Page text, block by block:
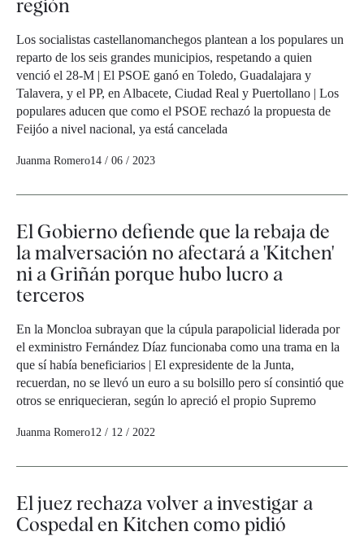
región
Los socialistas castellanomanchegos plantean a los populares un
reparto de los seis grandes municipios, respetando a quien
venció el 28-M | El PSOE ganó en Toledo, Guadalajara y
Talavera, y el PP, en Albacete, Ciudad Real y Puertollano | Los
populares aducen que como el PSOE rechazó la propuesta de
Feijóo a nivel nacional, ya está cancelada
Juanma Romero14 / 06 / 2023
El Gobierno defiende que la rebaja de
la malversación no afectará a 'Kitchen'
ni a Griñán porque hubo lucro a
terceros
En la Moncloa subrayan que la cúpula parapolicial liderada por
el exministro Fernández Díaz funcionaba como una trama en la
que sí había beneficiarios | El expresidente de la Junta,
recuerdan, no se llevó un euro a su bolsillo pero sí consintió que
otros se enriquecieran, según lo apreció el propio Supremo
Juanma Romero12 / 12 / 2022
El juez rechaza volver a investigar a
Cospedal en Kitchen como pidió